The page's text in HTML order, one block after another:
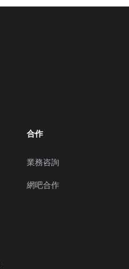
合作
業務咨詢
網吧合作